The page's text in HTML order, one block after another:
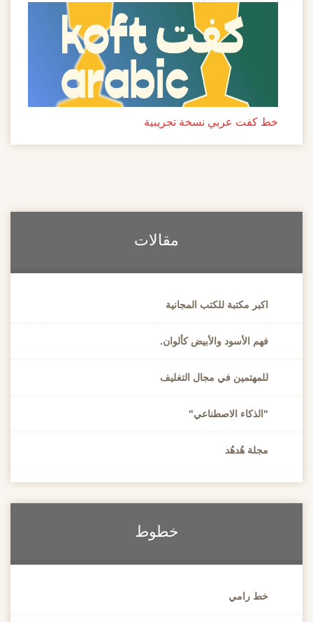
خط كفت عربي نسخة تجريبية
مقالات
اكبر مكتبة للكتب المجانية
فهم الأسود والأبيض كألوان.
للمهتمين في مجال التغليف
"الذكاء الاصطناعي"
مجلة هُدهُد
خطوط
خط رامي